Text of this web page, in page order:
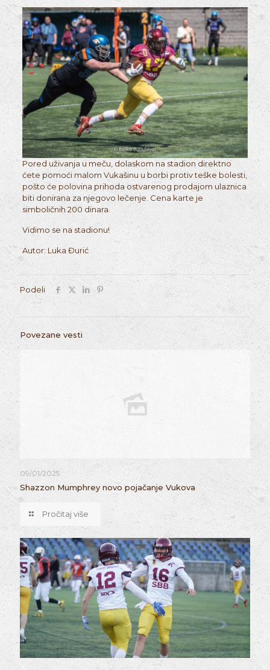
Pored uživanja u meču, dolaskom na stadion direktno
ćete pomoći malom Vukašinu u borbi protiv teške bolesti,
pošto će polovina prihoda ostvarenog prodajom ulaznica
biti donirana za njegovo lečenje. Cena karte je
simboličnih 200 dinara.
Vidimo se na stadionu!
Autor: Luka Đurić
Podeli
Povezane vesti
09/01/2025
Shazzon Mumphrey novo pojačanje Vukova
Pročitaj više